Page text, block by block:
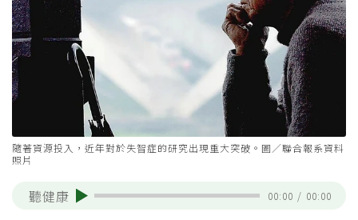
隨著資源投入，近年對於失智症的研究出現重大突破。圖／聯合報系資料
照片
聽健康 00:00 / 00:00